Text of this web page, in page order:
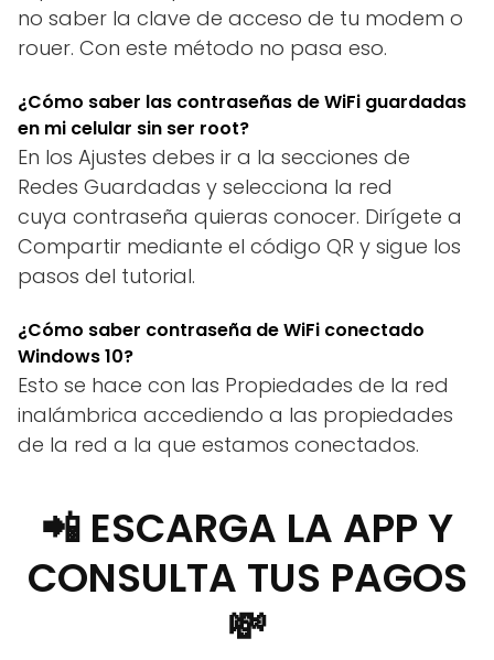
no saber la clave de acceso de tu modem o
rouer. Con este método no pasa eso.
¿Cómo saber las contraseñas de WiFi guardadas
en mi celular sin ser root?
En los Ajustes debes ir a la secciones de
Redes Guardadas y selecciona la red
cuya contraseña quieras conocer. Dirígete a
Compartir mediante el código QR y sigue los
pasos del tutorial.
¿Cómo saber contraseña de WiFi conectado
Windows 10?
Esto se hace con las Propiedades de la red
inalámbrica accediendo a las propiedades
de la red a la que estamos conectados.
📲 ESCARGA LA APP Y
CONSULTA TUS PAGOS
💸